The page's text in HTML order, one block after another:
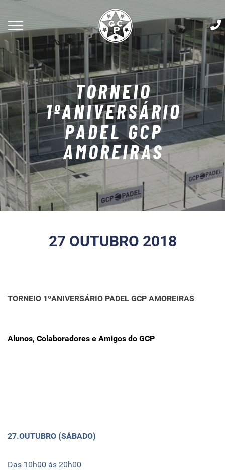
TORNEIO
1ºANIVERSÁRIO
PADEL GCP
AMOREIRAS
27 OUTUBRO 2018
TORNEIO 1ºANIVERSÁRIO PADEL GCP AMOREIRAS
Alunos, Colaboradores e Amigos do GCP
27.OUTUBRO (SÁBADO)
Das 10h00 às 20h00